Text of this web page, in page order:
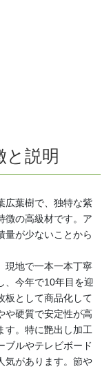
と説明
広葉樹で、独特な紫
徴の高級材です。ア
量が少ないことから
現地で一本一本丁寧
、今年で10年目を迎
板として商品化して
や硬質で安定性が高
す。特に艶出し加工
ブルやテレビボード
気があります。節や